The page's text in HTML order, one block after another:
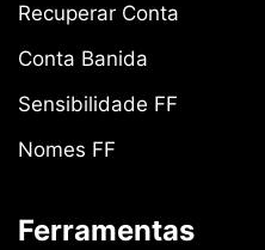
Recuperar Conta
Conta Banida
Sensibilidade FF
Nomes FF
Ferramentas